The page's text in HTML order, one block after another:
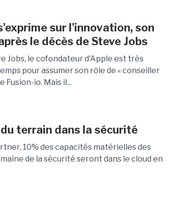
sur l'innovation, son
le décès de Steve Jobs
Jobs, le cofondateur d'Apple est très
pour assumer son rôle de « conseiller
Fusion-io. Mais il...
terrain dans la sécurité
10% des capacités matérielles des
de la sécurité seront dans le cloud en